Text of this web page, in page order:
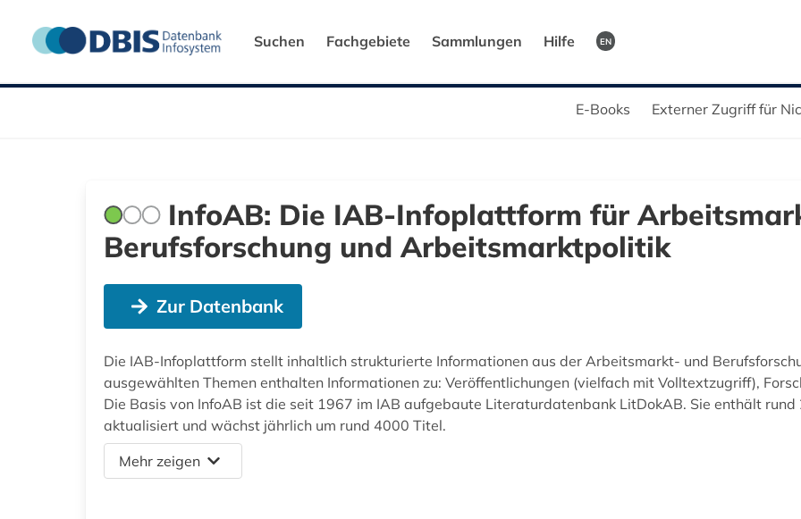
Suchen Fachgebiete Sammlungen Hilfe EN
E-Books Externer Zugriff für
InfoAB: Die IAB-Infoplattform für
Berufsforschung und Arbeitsmarktpolitik
Zur Datenbank
Die IAB-Infoplattform stellt inhaltlich strukturierte Informationen aus der Arbeitsmarkt- und
ausgewählten Themen enthalten Informationen zu: Veröffentlichungen (vielfach mit Volltextzugriff),
Die Basis von InfoAB ist die seit 1967 im IAB aufgebaute Literaturdatenbank LitDokAB. Sie enthält
aktualisiert und wächst jährlich um rund 4000 Titel.
Mehr zeigen